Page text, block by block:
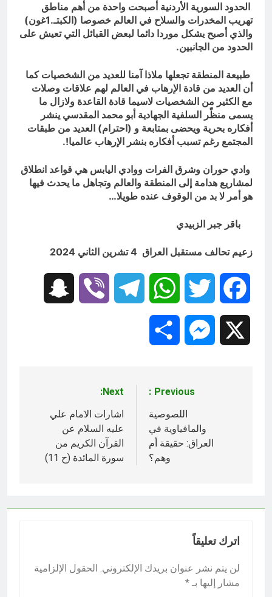
الحدود السورية الأردنية أصبحت واحدة من أهم مناطق
تهريب المخدرات والسلاح في العالم خصوصا (الكبتـ.1غون)
والذي أصبح يشكل موردا دائما لبعض القبائل التي تعيش على
الحدود من الجانبين.
طبيعة المنطقة تجعلها ملاذا آمنا للعديد من الشخصيات كما
أن العديد من قادة الإرهاب في العالم لهم علاقات وصلات
مع الكثير من الشخصيات لاسيما قادة القاعدة ولازال ما
يسمى منظّر السلفية الجهادية أبو محمد المقدسي ينشر
أفكاره بحرية ويحضى بمتابعة و (احترام) العديد من طبقات
المجتمع رغم تسبب أفكاره بنشر الإرهاب عالميا!.
وادي حوران وشرق الفرات ووادي اليابس هي قواعد انطلاق
لمشاريع هدامة إلى المنطقة والعالم وتجاهل ما يحدث فيها
هو أمر لا بد من الوقوف عنده طويلا…
باقر جبر الزبيدي
زعيم تحالف مستقبل العراق
Facebook
Twitter
WhatsApp
Telegram
Viber
Messenger
Previous:
اللصوصية
والمافياوية في
العراق: حقيقة أم
وهم؟
Next:
اشارات الامام علي
عليه السلام عن
القرآن الكريم من
سورة المائدة (ح 11)
اترك تعليقاً
لن يتم نشر عنوان بريدك الإلكتروني. الحقول الإلزامية
مشار إليها بـ *